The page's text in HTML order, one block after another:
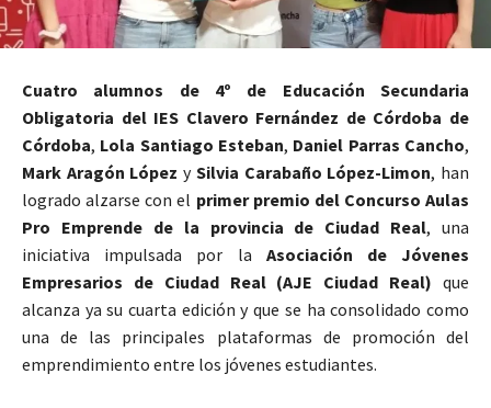
Cuatro alumnos de 4º de Educación Secundaria
Obligatoria del IES Clavero Fernández de Córdoba de
Córdoba, Lola Santiago Esteban, Daniel Parras Cancho,
Mark Aragón López y Silvia Carabaño López-Limon, han
logrado alzarse con el primer premio del Concurso Aulas
Pro Emprende de la provincia de Ciudad Real, una
iniciativa impulsada por la Asociación de Jóvenes
Empresarios de Ciudad Real (AJE Ciudad Real) que
alcanza ya su cuarta edición y que se ha consolidado como
una de las principales plataformas de promoción del
emprendimiento entre los jóvenes estudiantes.